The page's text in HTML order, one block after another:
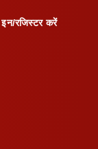
इन/रजिस्टर करें